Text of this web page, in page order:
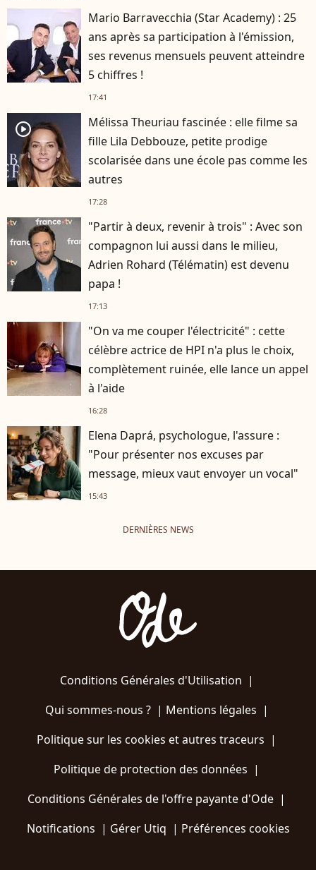
Mario Barravecchia (Star Academy) : 25
ans après sa participation à l'émission,
ses revenus mensuels peuvent atteindre
5 chiffres !
17:41
player2
Mélissa Theuriau fascinée : elle filme sa
fille Lila Debbouze, petite prodige
scolarisée dans une école pas comme les
autres
17:28
"Partir à deux, revenir à trois" : Avec son
compagnon lui aussi dans le milieu,
Adrien Rohard (Télématin) est devenu
papa !
17:13
"On va me couper l'électricité" : cette
célèbre actrice de HPI n'a plus le choix,
complètement ruinée, elle lance un appel
à l'aide
16:28
Elena Daprá, psychologue, l'assure :
"Pour présenter nos excuses par
message, mieux vaut envoyer un vocal"
15:43
DERNIÈRES NEWS
Conditions Générales d'Utilisation |
Qui sommes-nous ?| Mentions légales |
Politique sur les cookies et autres traceurs |
Politique de protection des données |
Conditions Générales de l'offre payante d'Ode |
Notifications | Gérer Utiq | Préférences cookies